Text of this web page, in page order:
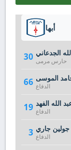
أبها
30 الجدعاني
حارس مرمى
66 الموسى
الدفاع
19 الله الفهد
الدفاع
3 جولين جاري
الدفاع